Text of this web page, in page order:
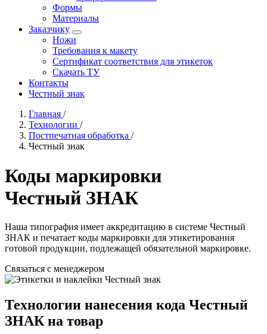
Формы
Материалы
Заказчику
Ножи
Требования к макету
Сертификат соответствия для этикеток
Скачать ТУ
Контакты
Честный знак
Главная /
Технологии /
Постпечатная обработка /
Честный знак
Коды маркировки
Честный ЗНАК
Наша типография имеет аккредитацию в системе Честный
ЗНАК и печатает коды маркировки для этикетирования
готовой продукции, подлежащей обязательной маркировке.
Связаться с менеджером
Технологии нанесения кода Честный
ЗНАК на товар